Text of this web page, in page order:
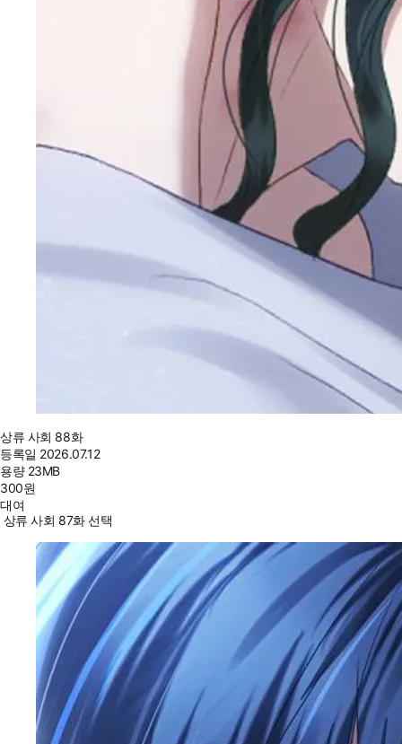
상류 사회 88화
등록일 2026.07.12
용량 23MB
300원
대여
상류 사회 87화 선택